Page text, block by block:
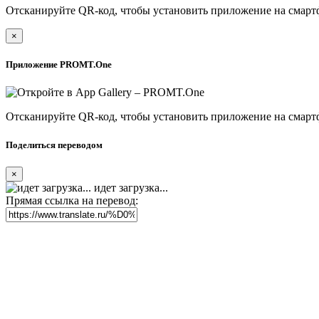
Отсканируйте QR-код, чтобы установить приложение на
×
Приложение PROMT.One
Отсканируйте QR-код, чтобы установить приложение на
Поделиться переводом
×
идет загрузка...
Прямая ссылка на перевод: